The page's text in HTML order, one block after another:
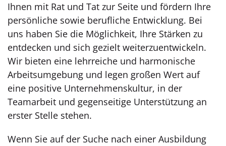
Ihnen mit Rat und Tat zur Seite und fördern Ihre
persönliche sowie berufliche Entwicklung. Bei
uns haben Sie die Möglichkeit, Ihre Stärken zu
entdecken und sich gezielt weiterzuentwickeln.
Wir bieten eine lehrreiche und harmonische
Arbeitsumgebung und legen großen Wert auf
eine positive Unternehmenskultur, in der
Teamarbeit und gegenseitige Unterstützung an
erster Stelle stehen.
Wenn Sie auf der Suche nach einer Ausbildung